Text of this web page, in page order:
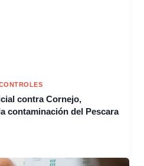
contra Cornejo,
contaminación del Pescara